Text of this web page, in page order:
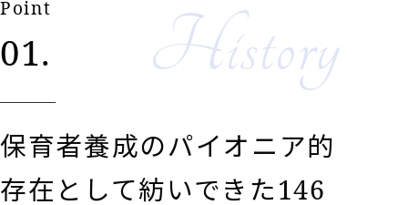
Point
01. History
保育者養成のパイオニア的
存在として紡いできた146